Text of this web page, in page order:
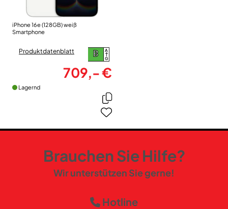
iPhone 16e (128GB) weiß
Smartphone
Produktdatenblatt
A
G
B
709,- €
Lagernd
Brauchen Sie Hilfe?
Wir unterstützen Sie gerne!
Hotline